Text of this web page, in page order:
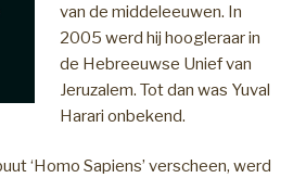
van de middeleeuwen. In
2005 werd hij hoogleraar in
de Hebreeuwse Unief van
Jeruzalem. Tot dan was Yuval
Harari onbekend.
‘Homo Sapiens’ verscheen, werd